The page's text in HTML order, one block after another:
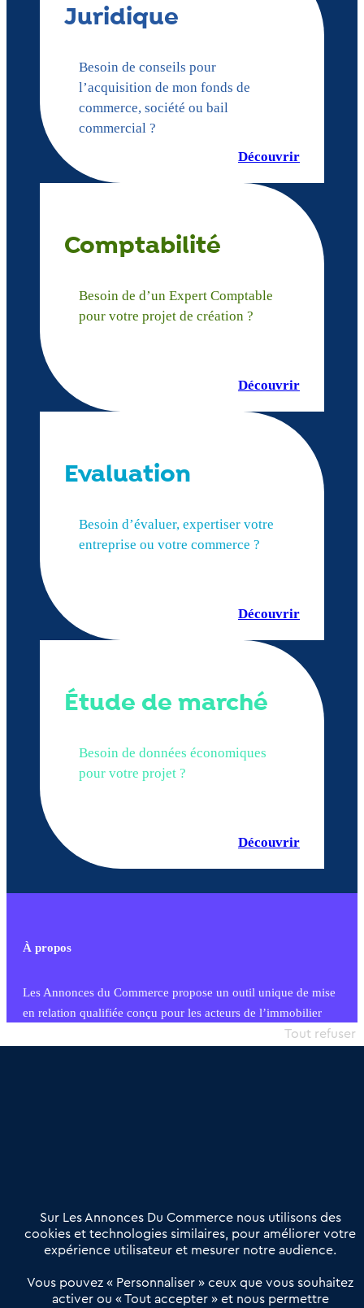
Juridique
Besoin de conseils pour
l’acquisition de mon fonds de
commerce, société ou bail
commercial ?
Découvrir
Comptabilité
Besoin de d’un Expert Comptable
pour votre projet de création ?
Découvrir
Evaluation
Besoin d’évaluer, expertiser votre
entreprise ou votre commerce ?
Découvrir
Étude de marché
Besoin de données économiques
pour votre projet ?
Découvrir
À propos
Les Annonces du Commerce propose un outil unique de mise
en relation qualifiée conçu pour les acteurs de l’immobilier
commercial et les collectivités territoriales, simple et intégrant
Offres Pro
Actualités
Qui sommes nous ?
Derniers articles
Sur Les Annonces Du Commerce nous utilisons des
cookies et technologies similaires, pour améliorer votre
expérience utilisateur et mesurer notre audience.
Vous pouvez « Personnaliser » ceux que vous souhaitez
activer ou « Tout accepter » et nous permettre
Tout refuser